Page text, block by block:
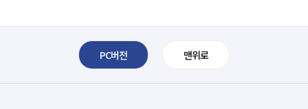
PC버전 맨위로